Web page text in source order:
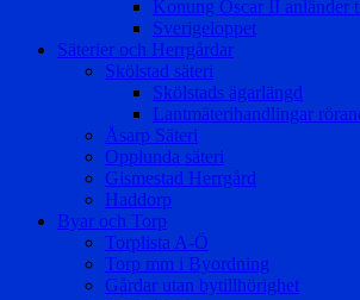
Konung Oscar II anländer
Sverigeloppet
Säterier och Herrgårdar
Skölstad säteri
Skölstads ägarlängd
Lantmäterihandlingar
Åsarp Säteri
Opplunda säteri
Gismestad Herrgård
Haddorp
Byar och Torp
Torplista A-Ö
Torp mm i Byordning
Gårdar utan bytillhörighet